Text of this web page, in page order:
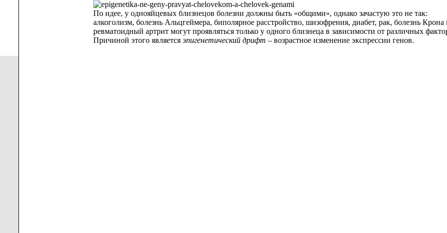
По идее, у однояйцевых близнецов болезни должны быть «общими», однако зачастую это не так:
алкоголизм, болезнь Альцгеймера, биполярное расстройство, шизофрения, диабет, рак, болезнь Крона
ревматоидный артрит могут проявляться только у одного близнеца в зависимости от различных
Причиной этого является эпигенетический дрифт – возрастное изменение экспрессии генов.